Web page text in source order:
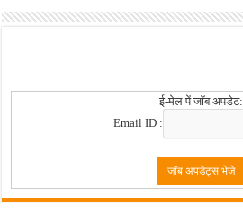
ई-मेल पें जॉब अपडेट:
Email ID :